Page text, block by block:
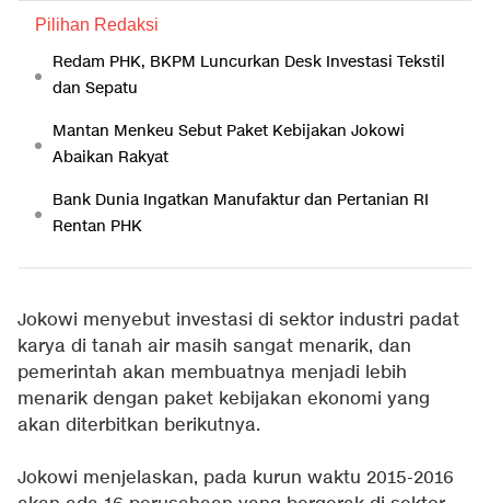
Pilihan Redaksi
Redam PHK, BKPM Luncurkan Desk Investasi Tekstil
dan Sepatu
Mantan Menkeu Sebut Paket Kebijakan Jokowi
Abaikan Rakyat
Bank Dunia Ingatkan Manufaktur dan Pertanian RI
Rentan PHK
Jokowi menyebut investasi di sektor industri padat
karya di tanah air masih sangat menarik, dan
pemerintah akan membuatnya menjadi lebih
menarik dengan paket kebijakan ekonomi yang
akan diterbitkan berikutnya.
Jokowi menjelaskan, pada kurun waktu 2015-2016